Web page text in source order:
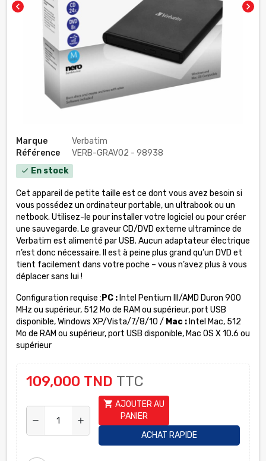
chevron_left chevron_right
Marque
Verbatim
Référence
VERB-GRAV02 - 98938
check En stock
Cet appareil de petite taille est ce dont vous avez besoin si
vous possédez un ordinateur portable, un ultrabook ou un
netbook. Utilisez-le pour installer votre logiciel ou pour créer
une sauvegarde. Le graveur CD/DVD externe ultramince de
Verbatim est alimenté par USB. Aucun adaptateur électrique
n’est donc nécessaire. Il est à peine plus grand qu’un DVD et
tient facilement dans votre poche – vous n’avez plus à vous
déplacer sans lui !
Configuration requise : PC : Intel Pentium III/AMD Duron 900
MHz ou supérieur, 512 Mo de RAM ou supérieur, port USB
disponible, Windows XP/Vista/7/8/10 / Mac : Intel Mac, 512
Mo de RAM ou supérieur, port USB disponible, Mac OS X 10.6 ou
supérieur
109,000 TND TTC
remove add
shopping_cart AJOUTER AU
PANIER
ACHAT RAPIDE